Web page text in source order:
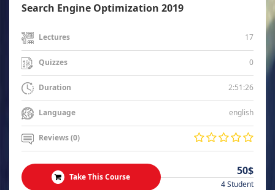
Search Engine Optimization 2019
Lectures 17
Quizzes 0
Duration 2:51:26
Language english
Reviews (0)
Take This Course 50$
4 Student